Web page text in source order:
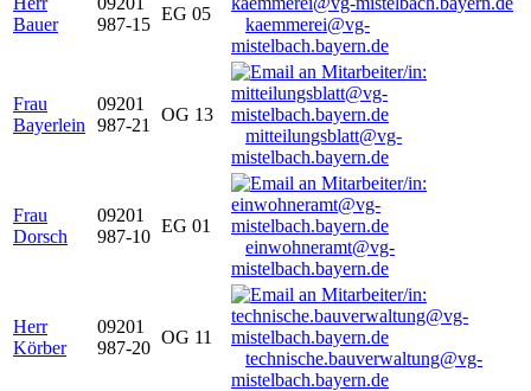
Bauer
987-15
EG 05
kaemmerei@vg-
mistelbach.bayern.de
Frau
Bayerlein
09201
987-21
OG 13
mitteilungsblatt@vg-
mistelbach.bayern.de
Frau
Dorsch
09201
987-10
EG 01
einwohneramt@vg-
mistelbach.bayern.de
Herr
Körber
09201
987-20
OG 11
technische.bauverwaltung@vg-
mistelbach.bayern.de